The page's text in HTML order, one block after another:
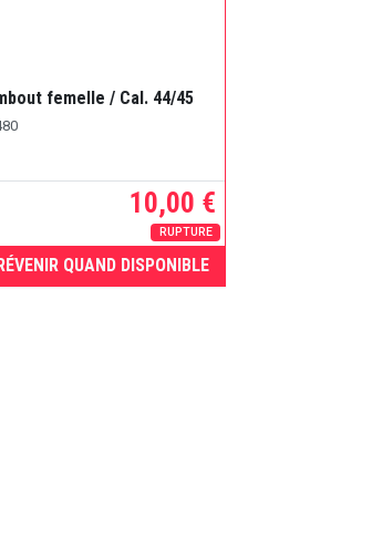
femelle / Cal. 44/45
10,00 €
RUPTURE
QUAND DISPONIBLE